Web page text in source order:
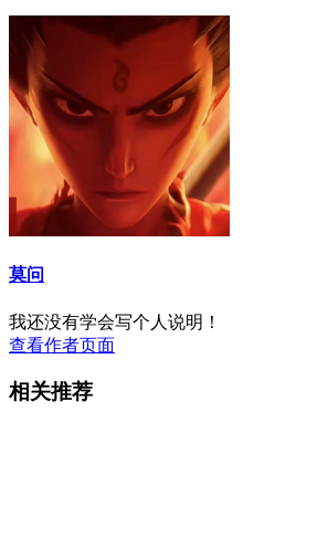
莫问
我还没有学会写个人说明！
查看作者页面
相关推荐